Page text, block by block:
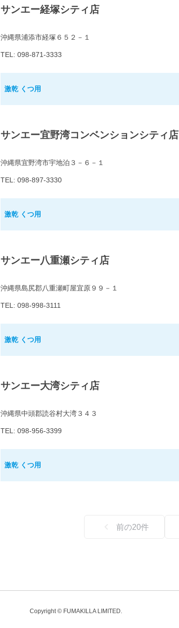
サンエー経塚シティ店
沖縄県浦添市経塚６５２－１
TEL: 098-871-3333
激乾 くつ用
サンエー宜野湾コンベンションシティ店
沖縄県宜野湾市宇地泊３－６－１
TEL: 098-897-3330
激乾 くつ用
サンエー八重瀬シティ店
沖縄県島尻郡八重瀬町屋宜原９９－１
TEL: 098-998-3111
激乾 くつ用
サンエー大湾シティ店
沖縄県中頭郡読谷村大湾３４３
TEL: 098-956-3399
激乾 くつ用
前の20件
Copyright © FUMAKILLA LIMITED.